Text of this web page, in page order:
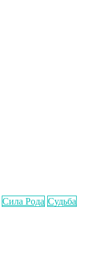
Сила Рода Судьба